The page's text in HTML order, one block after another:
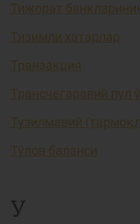
Тижорат
Тизимли хатарлар
Транзакция
Трансчегаравий пул
Тузилмавий
Тўлов баланси
У